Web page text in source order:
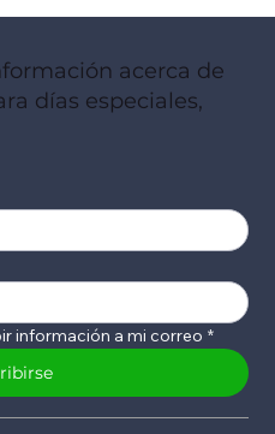
acerca de
días especiales,
información a mi correo *